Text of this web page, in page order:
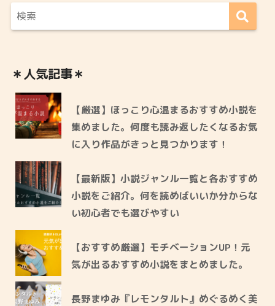
＊人気記事＊
【厳選】ほっこり心温まるおすすめ小説を
集めました。何度も読み返したくなるお気
に入り作品がきっと見つかります！
【最新版】小説ジャンル一覧と各おすすめ
小説をご紹介。何を読めばいいか分からな
い初心者でも選びやすい
【おすすめ厳選】モチベーションUP！元
気が出るおすすめ小説をまとめました。
長野まゆみ『レモンタルト』めぐるめく美